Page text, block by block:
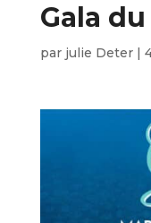
Gala
par julie Deter|